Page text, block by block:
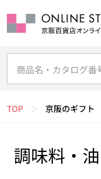
TOP ＞ 京阪のギフト
調味料・油